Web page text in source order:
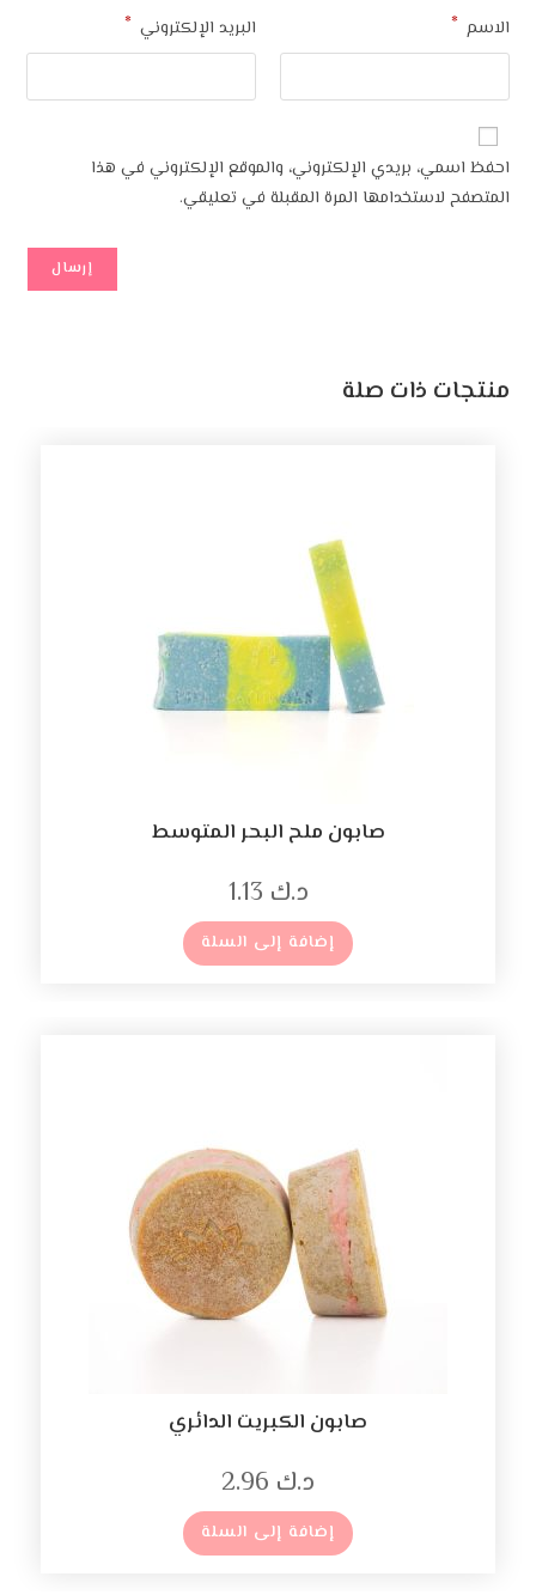
الاسم * البريد الإلكتروني *
احفظ اسمي، بريدي الإلكتروني، والموقع الإلكتروني في هذا
المتصفح لاستخدامها المرة المقبلة في تعليقي.
منتجات ذات صلة
صابون ملح البحر المتوسط
د.ك
إضافة إلى السلة
صابون الكبريت الدائري
د.ك
إضافة إلى السلة